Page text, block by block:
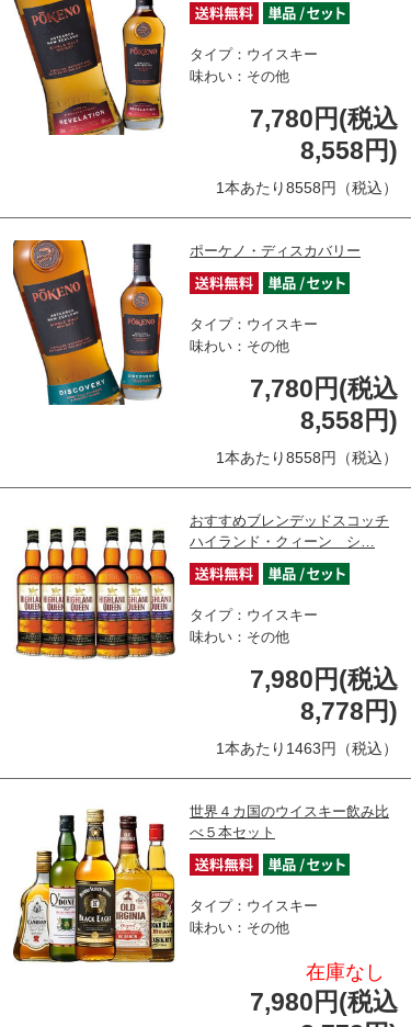
タイプ：ウイスキー
味わい：その他
7,780円(税込
8,558円)
1本あたり8558円（税込）
ポーケノ・ディスカバリー
タイプ：ウイスキー
味わい：その他
7,780円(税込
8,558円)
1本あたり8558円（税込）
おすすめブレンデッドスコッチ
ハイランド・クィーン シ…
タイプ：ウイスキー
味わい：その他
7,980円(税込
8,778円)
1本あたり1463円（税込）
世界４カ国のウイスキー飲み比
べ５本セット
タイプ：ウイスキー
味わい：その他
在庫なし
7,980円(税込